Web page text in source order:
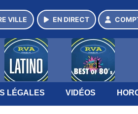
VILLE EN DIRECT
LÉGALES VIDÉOS